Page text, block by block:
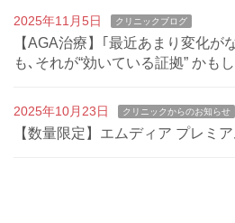
2025年11月5日 クリニックブログ
【AGA治療】｢最近あまり変化
も､それが“効いている証拠” かも
2025年10月23日 クリニックからのお知らせ
【数量限定】エムディア プレミ